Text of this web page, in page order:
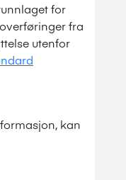
for
fra
utenfor
kan